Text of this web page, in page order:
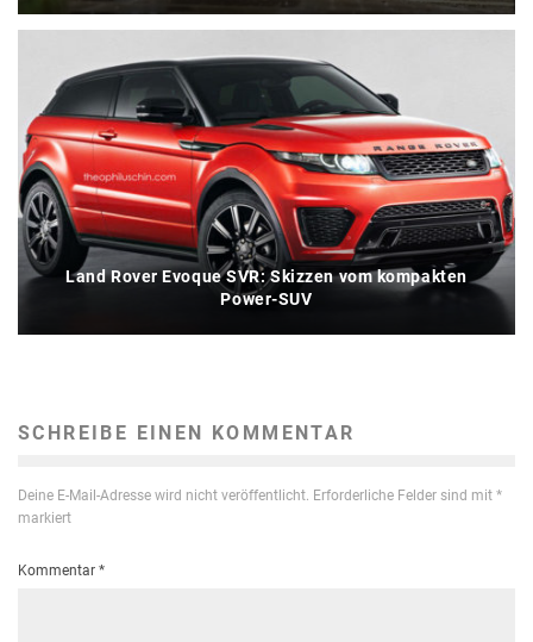
Land Rover Evoque SVR: Skizzen vom kompakten
Power-SUV
SCHREIBE EINEN KOMMENTAR
Deine E-Mail-Adresse wird nicht veröffentlicht. Erforderliche Felder sind mit *
markiert
Kommentar *